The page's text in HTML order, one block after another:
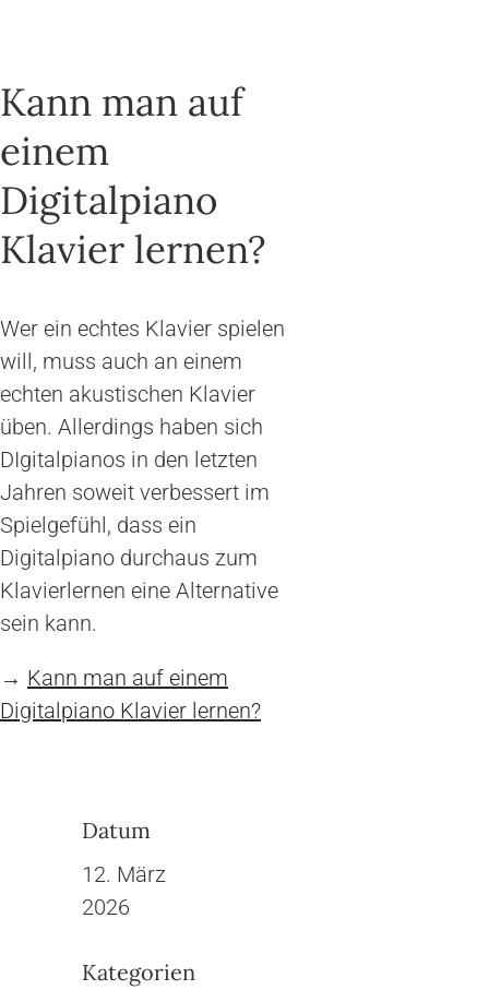
Kann man auf
einem
Digitalpiano
Klavier lernen?
Wer ein echtes Klavier spielen
will, muss auch an einem
echten akustischen Klavier
üben. Allerdings haben sich
DIgitalpianos in den letzten
Jahren soweit verbessert im
Spielgefühl, dass ein
Digitalpiano durchaus zum
Klavierlernen eine Alternative
sein kann.
→ Kann man auf einem
Digitalpiano Klavier lernen?
Datum
12. März
2026
Kategorien